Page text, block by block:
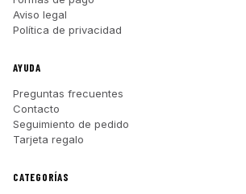
Aviso legal
Política de privacidad
AYUDA
Preguntas frecuentes
Contacto
Seguimiento de pedido
Tarjeta regalo
CATEGORÍAS